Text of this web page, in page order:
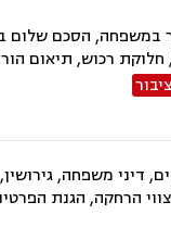
הסכם שלום
חלוקת רכוש, תיאום
דיני משפחה,
הרחקה, הגנת